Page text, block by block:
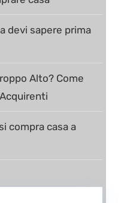
devi sapere prima
Alto? Come
compra casa a